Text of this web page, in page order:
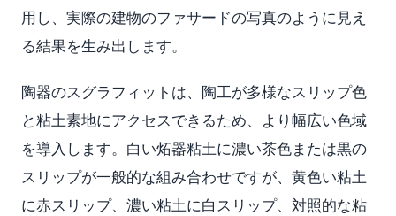
用し、実際の建物のファサードの写真のように見え
る結果を生み出します。
陶器のスグラフィットは、陶工が多様なスリップ色
と粘土素地にアクセスできるため、より幅広い色域
を導入します。白い炻器粘土に濃い茶色または黒の
スリップが一般的な組み合わせですが、黄色い粘土
に赤スリップ、濃い粘土に白スリップ、対照的な粘